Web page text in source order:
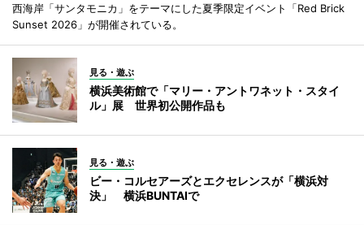
西海岸「サンタモニカ」をテーマにした夏季限定イベント「Red Brick
Sunset 2026」が開催されている。
見る・遊ぶ
横浜美術館で「マリー・アントワネット・スタイ
ル」展 世界初公開作品も
見る・遊ぶ
ビー・コルセアーズとエクセレンスが「横浜対
決」 横浜BUNTAIで